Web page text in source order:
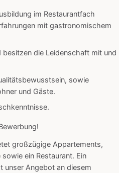
im Restaurantfach
mit gastronomischem
die Leidenschaft mit und
sowie
und Gäste.
großzügige Appartements,
ein Restaurant. Ein
unser Angebot an diesem